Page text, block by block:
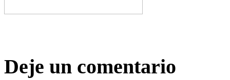
Deje un comentario